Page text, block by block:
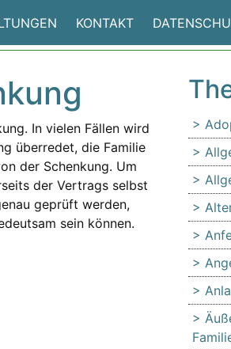
KONTAKT
In vielen Fällen wird
überredet, die Familie
der Schenkung. Um
der Vertrags selbst
geprüft werden,
sein können.